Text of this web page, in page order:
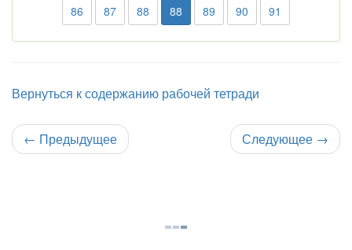
86 87 88 88 89 90 91
Вернуться к содержанию рабочей тетради
← Предыдущее Следующее →